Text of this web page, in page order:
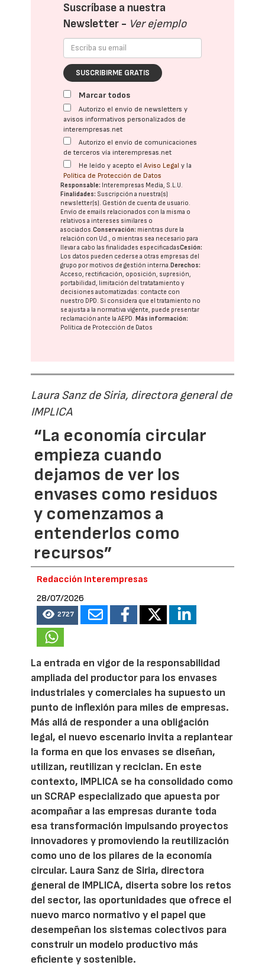
Suscríbase a nuestra
Newsletter - Ver ejemplo
SUSCRIBIRME GRATIS
Marcar todos
Autorizo el envío de newsletters y
avisos informativos personalizados de
interempresas.net
Autorizo el envío de comunicaciones
de terceros vía interempresas.net
He leído y acepto elAviso Legal y la
Política de Protección de Datos
Responsable: Interempresas Media, S.L.U.
Finalidades: Suscripción a nuestra(s)
newsletter(s). Gestión de cuenta de usuario.
Envío de emails relacionados con la misma o
relativos a intereses similares o
asociados.Conservación: mientras dure la
relación con Ud., o mientras sea necesario para
llevar a cabo las finalidades especificadasCesión:
Los datos pueden cederse a otras empresas del
grupo por motivos de gestión interna.Derechos:
Acceso, rectificación, oposición, supresión,
portabilidad, limitación del tratatamiento y
decisiones automatizadas: contacte con
nuestro DPD . Si considera que el tratamiento no
se ajusta a la normativa vigente, puede presentar
reclamación ante laAEPD .Más información:
Política de Protección de Datos
Laura Sanz de Siria, directora general de
IMPLICA
“La economía circular
empieza cuando
dejamos de ver los
envases como residuos
y comenzamos a
entenderlos como
recursos”
Redacción Interempresas
28/07/2026
2727
La entrada en vigor de la responsabilidad
ampliada del productor para los envases
industriales y comerciales ha supuesto un
punto de inflexión para miles de empresas.
Más allá de responder a una obligación
legal, el nuevo escenario invita a replantear
la forma en que los envases se diseñan,
utilizan, reutilizan y reciclan. En este
contexto, IMPLICA se ha consolidado como
un SCRAP especializado que apuesta por
acompañar a las empresas durante toda
esa transformación impulsando proyectos
innovadores y promoviendo la reutilización
como uno de los pilares de la economía
circular. Laura Sanz de Siria, directora
general de IMPLICA, diserta sobre los retos
del sector, las oportunidades que ofrece el
nuevo marco normativo y el papel que
desempeñan los sistemas colectivos para
construir un modelo productivo más
eficiente y sostenible.